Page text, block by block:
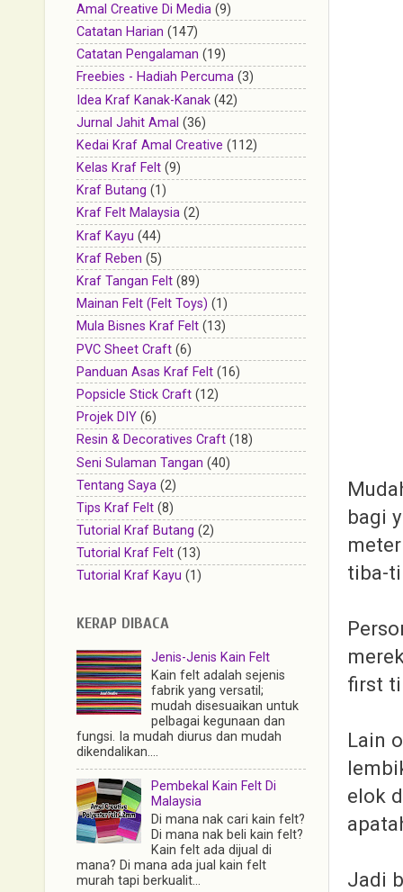
bagi
tiba-
first
Lain
elok
Jadi
Amal Creative Di Media (9)
Catatan Harian (147)
Catatan Pengalaman (19)
Freebies - Hadiah Percuma (3)
Idea Kraf Kanak-Kanak (42)
Jurnal Jahit Amal (36)
Kedai Kraf Amal Creative (112)
Kelas Kraf Felt (9)
Kraf Butang (1)
Kraf Felt Malaysia (2)
Kraf Kayu (44)
Kraf Reben (5)
Kraf Tangan Felt (89)
Mainan Felt (Felt Toys) (1)
Mula Bisnes Kraf Felt (13)
PVC Sheet Craft (6)
Panduan Asas Kraf Felt (16)
Popsicle Stick Craft (12)
Projek DIY (6)
Resin & Decoratives Craft (18)
Seni Sulaman Tangan (40)
Tentang Saya (2)
Tips Kraf Felt (8)
Tutorial Kraf Butang (2)
Tutorial Kraf Felt (13)
Tutorial Kraf Kayu (1)
KERAP DIBACA
Jenis-Jenis Kain Felt
Kain felt adalah sejenis
fabrik yang versatil;
mudah disesuaikan untuk
pelbagai kegunaan dan
fungsi. Ia mudah diurus dan mudah
dikendalikan....
Pembekal Kain Felt Di
Malaysia
Di mana nak cari kain felt?
Di mana nak beli kain felt?
Kain felt ada dijual di
mana? Di mana ada jual kain felt
murah tapi berkualit...